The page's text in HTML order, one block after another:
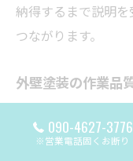
納得するまで説明
つながります。
外壁塗装の作業品
外壁塗装の作業品
や塗膜の厚さ、色
090-4627-3776
※営業電話固くお断り